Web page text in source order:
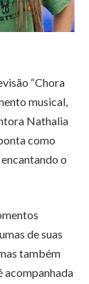
“Chora
musical,
Nathalia
como
o
de suas
também
acompanhada